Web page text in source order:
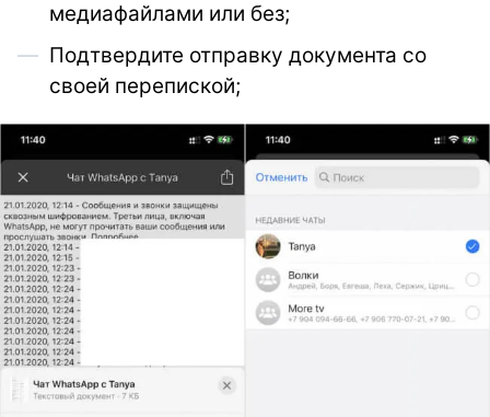
медиафайлами или без;
Подтвердите отправку документа со
своей перепиской;